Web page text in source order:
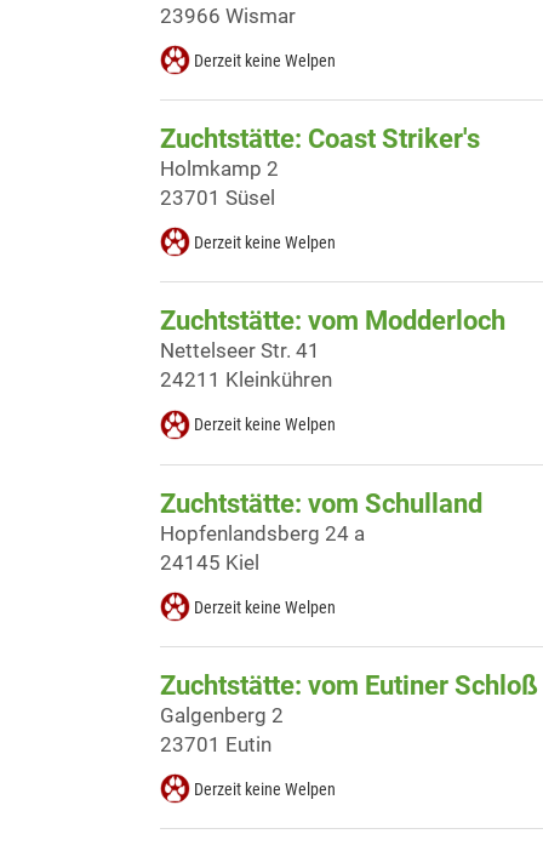
23966 Wismar
Derzeit keine Welpen
Zuchtstätte: Coast Striker's
Holmkamp 2
23701 Süsel
Derzeit keine Welpen
Zuchtstätte: vom Modderloch
Nettelseer Str. 41
24211 Kleinkühren
Derzeit keine Welpen
Zuchtstätte: vom Schulland
Hopfenlandsberg 24 a
24145 Kiel
Derzeit keine Welpen
Zuchtstätte: vom Eutiner Schloß
Galgenberg 2
23701 Eutin
Derzeit keine Welpen